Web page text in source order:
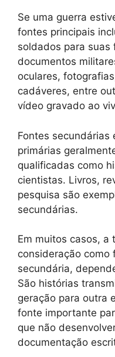
Se uma guerra
fontes principais
soldados para suas
documentos
oculares,
cadáveres, entre
vídeo gravado ao
Fontes secundárias
primárias
qualificadas como
cientistas. Livros,
pesquisa são
secundárias.
Em muitos casos, a
consideração como
secundária,
São histórias
geração para outra
fonte importante
que não
documentação